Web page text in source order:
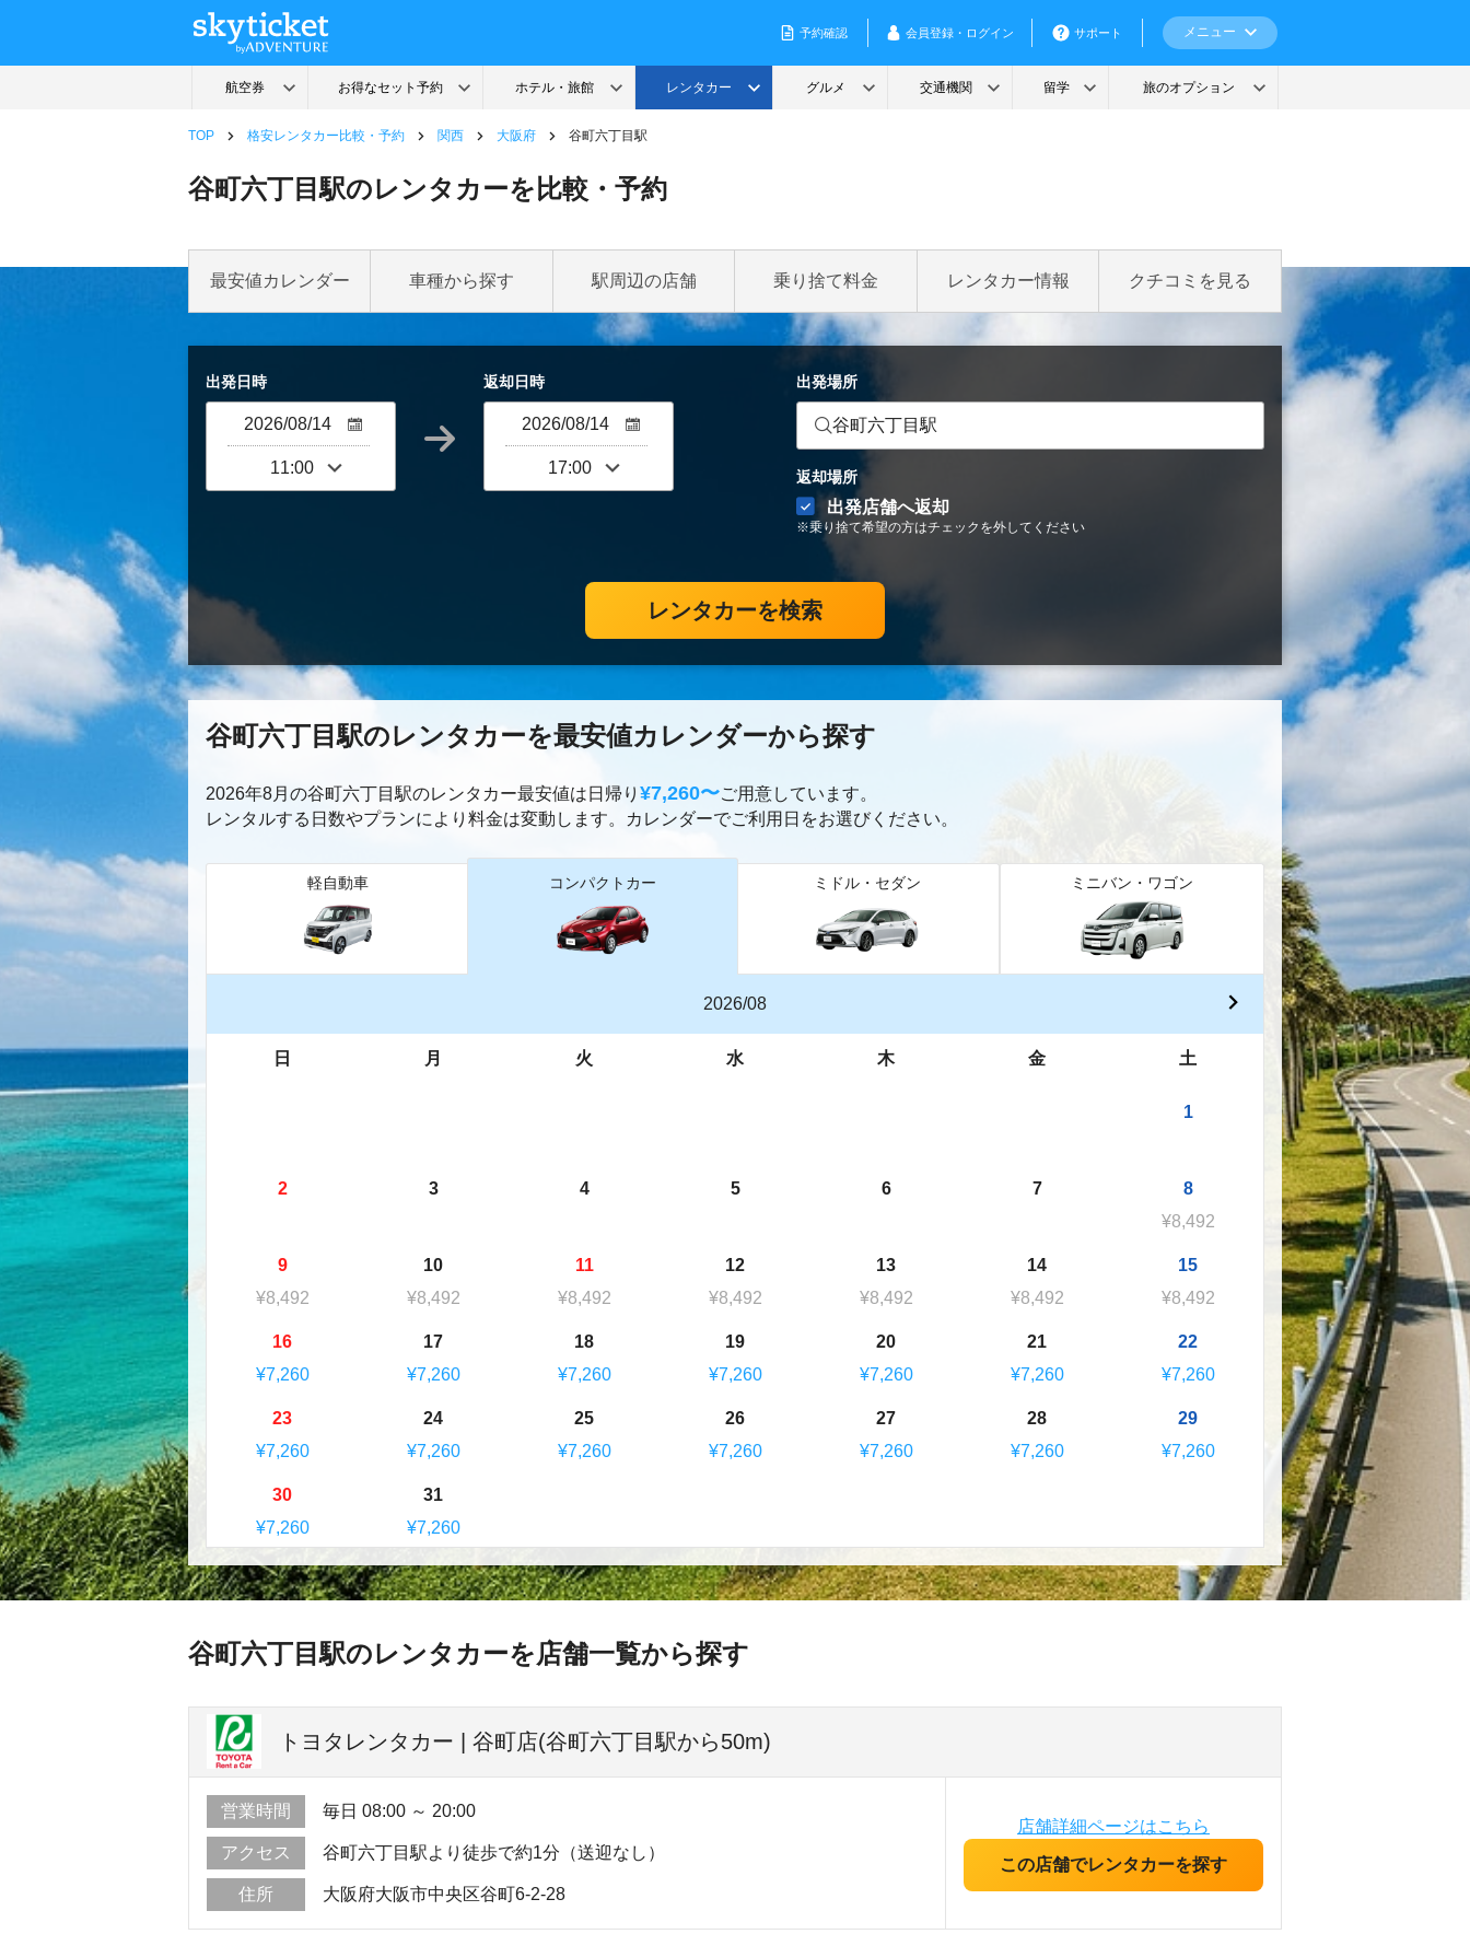
TOP 格安レンタカー比較・予約 関西 大阪府 谷町六丁目駅
谷町六丁目駅のレンタカーを比較・予約
最安値カレンダー 車種から探す 駅周辺の店舗 乗り捨て料金 レンタカー情報 クチコミを見る
出発日時 返却日時 出発場所
谷町六丁目駅
返却場所
出発店舗へ返却
※乗り捨て希望の方はチェックを外してください
レンタカーを検索
谷町六丁目駅のレンタカーを最安値カレンダーから探す
2026年8月の谷町六丁目駅のレンタカー最安値は日帰り ¥7,260〜ご用意しています。
レンタルする日数やプランにより料金は変動します。カレンダーでご利用日をお選びください。
軽自動車 コンパクトカー ミドル・セダン ミニバン・ワゴン
2026/08
日 月 火 水 木 金 土
1
2 3 4 5 6 7
8
¥8,492
9
¥8,492
10
¥8,492
11
¥8,492
12
¥8,492
13
¥8,492
14
¥8,492
15
¥8,492
16
¥7,260
17
¥7,260
18
¥7,260
19
¥7,260
20
¥7,260
21
¥7,260
22
¥7,260
23
¥7,260
24
¥7,260
25
¥7,260
26
¥7,260
27
¥7,260
28
¥7,260
29
¥7,260
30
¥7,260
31
¥7,260
谷町六丁目駅のレンタカーを店舗一覧から探す
トヨタレンタカー | 谷町店(谷町六丁目駅から50m)
営業時間 毎日 08:00 ～ 20:00
アクセス 谷町六丁目駅より徒歩で約1分（送迎なし）
住所 大阪府大阪市中央区谷町6-2-28
店舗詳細ページはこちら
この店舗でレンタカーを探す